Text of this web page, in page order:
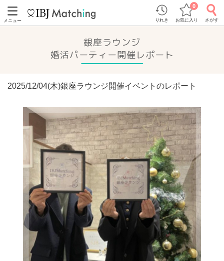
メニュー りれき お気に入り
0
さがす
銀座ラウンジ
婚活パーティー開催レポート
2025/12/04(木)銀座ラウンジ開催イベントのレポート